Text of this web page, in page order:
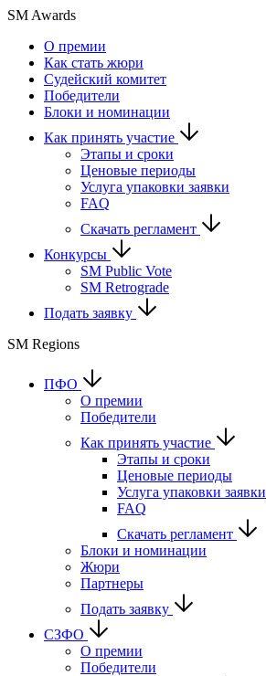
SM Awards
О премии
Как стать жюри
Судейский комитет
Победители
Блоки и номинации
Как принять участие
Этапы и сроки
Ценовые периоды
Услуга упаковки заявки
FAQ
Скачать регламент
Конкурсы
SM Public Vote
SM Retrograde
Подать заявку
SM Regions
ПФО
О премии
Победители
Как принять участие
Этапы и сроки
Ценовые периоды
Услуга упаковки заявки
FAQ
Скачать регламент
Блоки и номинации
Жюри
Партнеры
Подать заявку
СЗФО
О премии
Победители